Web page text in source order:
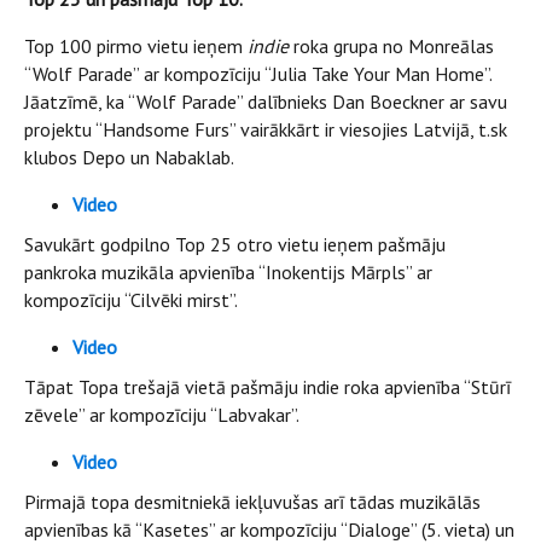
Top 100 pirmo vietu ieņem indieroka grupa no Monreālas
“Wolf Parade” ar kompozīciju “Julia Take Your Man Home”.
Jāatzīmē, ka “Wolf Parade” dalībnieks Dan Boeckner ar savu
projektu “Handsome Furs” vairākkārt ir viesojies Latvijā, t.sk
klubos Depo un Nabaklab.
Video
Savukārt godpilno Top 25 otro vietu ieņem pašmāju
pankroka muzikāla apvienība “Inokentijs Mārpls” ar
kompozīciju “Cilvēki mirst”.
Video
Tāpat Topa trešajā vietā pašmāju indie roka apvienība “Stūrī
zēvele” ar kompozīciju “Labvakar”.
Video
Pirmajā topa desmitniekā iekļuvušas arī tādas muzikālās
apvienības kā “Kasetes” ar kompozīciju “Dialoge” (5. vieta) un